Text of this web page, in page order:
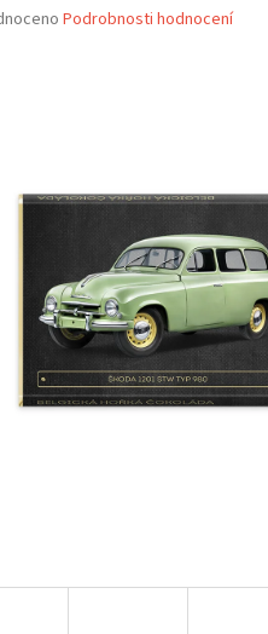
Podrobnosti hodnocení